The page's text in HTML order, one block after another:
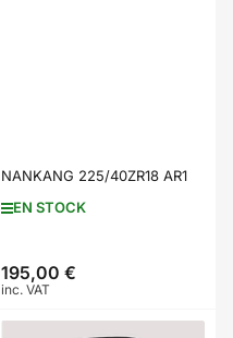
NANKANG 225/40ZR18 AR1
EN STOCK
Prix
195,00 €
inc. VAT